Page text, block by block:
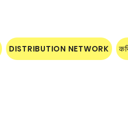
DISTRIBUTION NETWORK